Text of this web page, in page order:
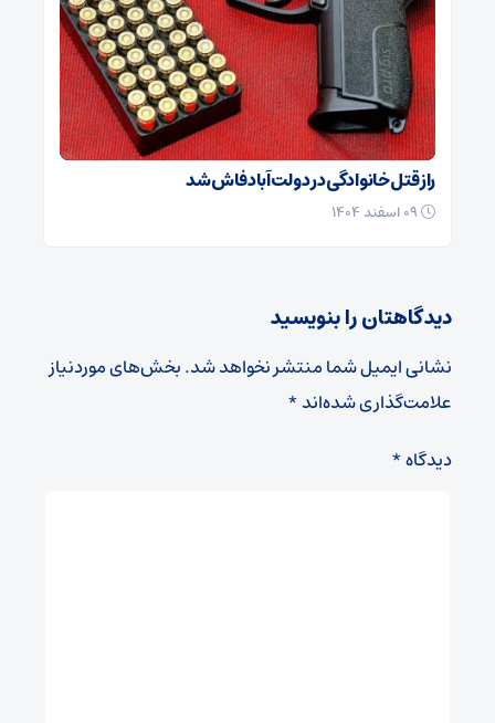
راز قتل خانوادگی در دولت‌آباد فاش شد
دیدگاهتان را بنویسید
نشانی ایمیل شما منتشر نخواهد شد.بخش‌های موردنیاز
علامت‌گذاری شده‌اند*
دیدگاه*